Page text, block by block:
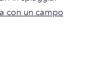
con un campo